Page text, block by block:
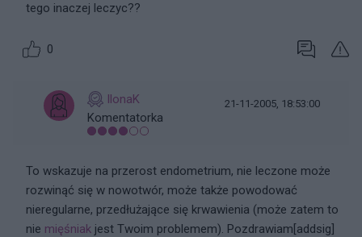
tego inaczej leczyc??
0
IlonaK
Komentatorka
21-11-2005, 18:53:00
To wskazuje na przerost endometrium, nie leczone może
rozwinąć się w nowotwór, może także powodować
nieregularne, przedłużające się krwawienia (może zatem to
nie mięśniak jest Twoim problemem). Pozdrawiam[addsig]